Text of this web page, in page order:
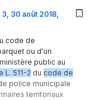
30 août 2018,
code de
ou d'un
public au
L. 511-2 du code de
police municipale
territoriaux